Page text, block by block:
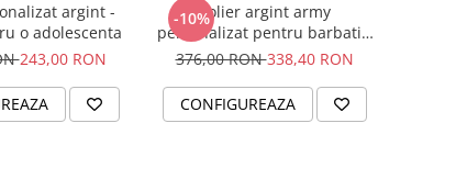
argint -
o adolescenta
243,00 RON
-10%Colier argint army
personalizat pentru barbati -
Busola iubirii
376,00 RON338,40 RON
CONFIGUREAZA